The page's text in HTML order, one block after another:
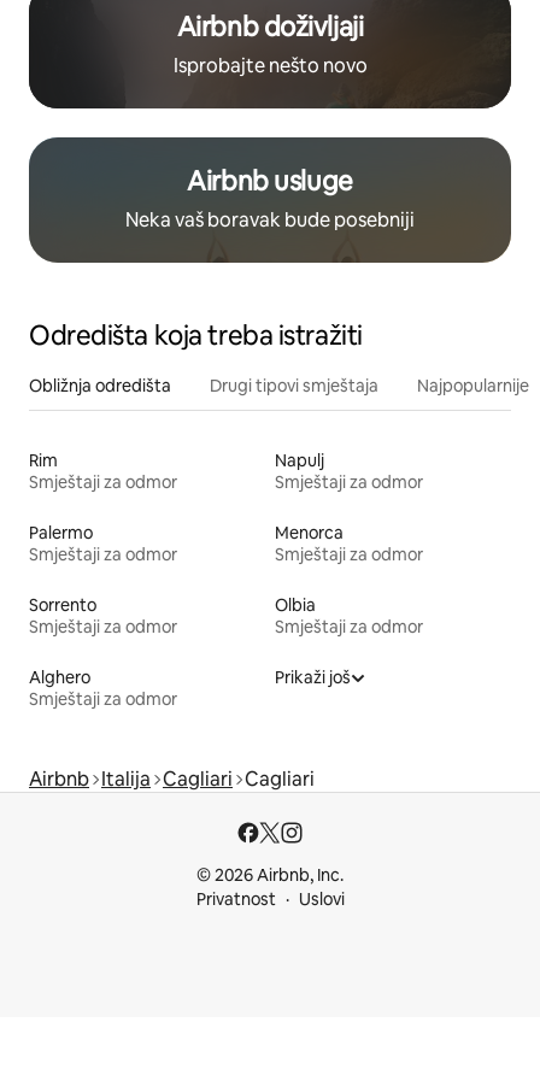
Airbnb doživljaji
Isprobajte nešto novo
Airbnb usluge
Neka vaš boravak bude posebniji
Odredišta koja treba istražiti
Obližnja odredišta Drugi tipovi smještaja Najpopularnije
Rim
Smještaji za odmor
Napulj
Smještaji za odmor
Palermo
Smještaji za odmor
Menorca
Smještaji za odmor
Sorrento
Smještaji za odmor
Olbia
Smještaji za odmor
Alghero
Smještaji za odmor
Prikaži još
Airbnb Italija Cagliari Cagliari
© 2026 Airbnb, Inc.
Privatnost
Uslovi